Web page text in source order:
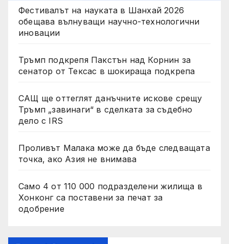
Фестивалът на науката в Шанхай 2026
обещава вълнуващи научно-технологични
иновации
Тръмп подкрепя Пакстън над Корнин за
сенатор от Тексас в шокираща подкрепа
САЩ ще оттеглят данъчните искове срещу
Тръмп „завинаги“ в сделката за съдебно
дело с IRS
Проливът Малака може да бъде следващата
точка, ако Азия не внимава
Само 4 от 110 000 подразделени жилища в
Хонконг са поставени за печат за
одобрение